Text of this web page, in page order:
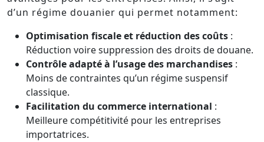
d’un régime douanier qui permet notamment:
Optimisation fiscale et réduction des coûts :
Réduction voire suppression des droits de douane.
Contrôle adapté à l’usage des marchandises :
Moins de contraintes qu’un régime suspensif
classique.
Facilitation du commerce international :
Meilleure compétitivité pour les entreprises
importatrices.